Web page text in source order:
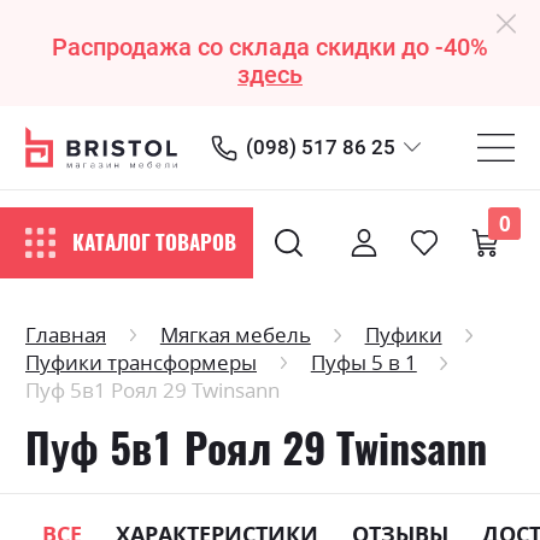
Распродажа со склада скидки до -40%
здесь
(098) 517 86 25
КАТАЛОГ ТОВАРОВ
0
Главная Мягкая мебель
Пуфики
Пуфики трансформеры
Пуфы 5 в 1
Пуф 5в1 Роял 29 Twinsann
Пуф 5в1 Роял 29 Twinsann
ВСЕ ХАРАКТЕРИСТИКИ ОТЗЫВЫ